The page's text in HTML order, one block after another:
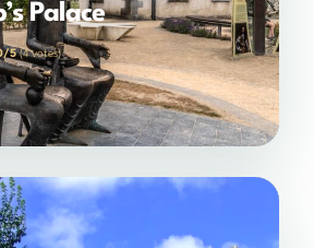
Palace
5(4 votes)